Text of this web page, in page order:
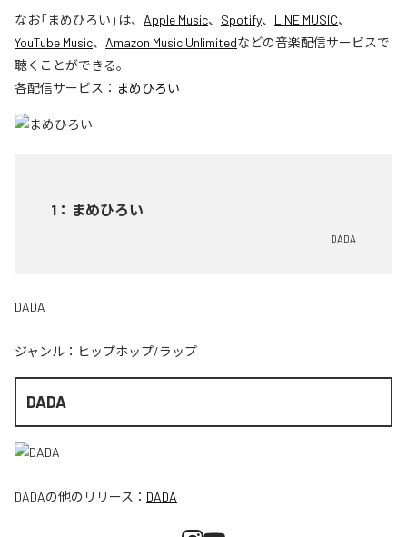
なお「まめひろい 」は、 Apple Music、 Spotify、 LINE MUSIC、
YouTube Music、 Amazon Music Unlimitedなどの音楽配信サービスで
聴くことができる。
各配信サービス： まめひろい
1 ： まめひろい
DADA
DADA
ジャンル： ヒップホップ/ラップ
DADA
DADAの他のリリース： DADA